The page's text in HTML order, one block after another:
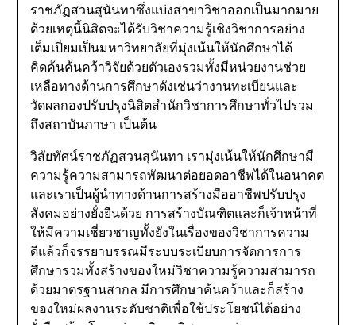
ราชภัฏสวนสุนันทาซึ่งแบ่งสาขาวิชาออกเป็นมากมาย
ด้วยเหตุนี้นิสิตจะได้รับวิชาความรู้เชิงวิชาการอย่าง
เต็มเปี่ยมเป็นมหาวิทยาลัยที่มุ่งเน้นให้นักศึกษาได้
คิดค้นค้นคว้าวิจัยด้วยตัวเองรวมทั้งมีหน่วยงานช่วย
เหลือทางด้านการศึกษาดังเช่นว่างานทะเบียนและ
วัดผลกองปรับปรุงนิสิตสำนักวิชาการศึกษาทั่วไปรวม
ถึงสถาบันภาษา เป็นต้น
วิสัยทัศน์ราชภัฏสวนสุนันทา เรามุ่งเน้นให้นักศึกษามี
ความรู้ความสามารถพัฒนาต่อยอดอาชีพได้ในอนาคต
และเราเป็นผู้นำทางด้านการสร้างมืออาชีพปรับปรุง
สังคมอย่างยั่งยืนด้วย การสร้างบัณฑิตและก็เจ้าหน้าที่
ให้มีความเชี่ยวชาญทั้งยังในเรื่องของวิชาการความ
ดีแล้วก็จรรยาบรรณมีระบบระเบียบการจัดการการ
ศึกษารวมทั้งสร้างของใหม่วิชาความรู้ความสามารถ
ด้วยมาตรฐานสากล มีการศึกษาค้นคว้าและก็สร้าง
ของใหม่ผลงานระดับชาติเพื่อใช้ประโยชน์ได้อย่าง